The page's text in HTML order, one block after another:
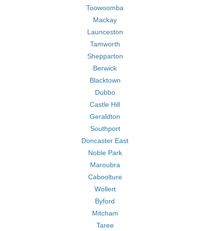
Toowoomba
Mackay
Launceston
Tamworth
Shepparton
Berwick
Blacktown
Dubbo
Castle Hill
Geraldton
Southport
Doncaster East
Noble Park
Maroubra
Caboolture
Wollert
Byford
Mitcham
Taree